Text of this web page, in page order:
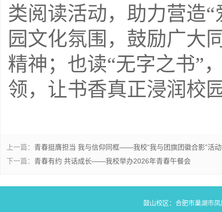
类阅读活动，助力营造“
园文化氛围 ，鼓励广大
精神；也读“无字之书”
领，让书香真正浸润校
上一篇： 青春挺膺担当 我与信仰同框——我校“我与团旗团徽合影”活
下一篇： 青春有约 共话成长——我校举办2026年青春午餐会
鼓山校区：合肥市巢湖市